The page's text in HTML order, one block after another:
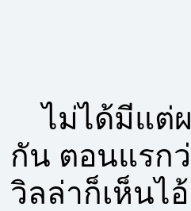
ไม่ได้มีแต่ผ
กัน ตอนแรก
วิลล่าก็เห็นไ